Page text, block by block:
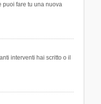
puoi fare tu una nuova
interventi hai scritto o il